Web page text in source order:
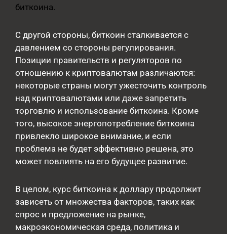
биткоина.
С другой стороны, биткоин сталкивается с
давлением со стороны регулирования.
Позиции правительств и регуляторов по
отношению к криптовалютам различаются:
некоторые страны могут ужесточить контроль
над криптовалютами или даже запретить
торговлю и использование биткоина. Кроме
того, высокое энергопотребление биткоина
привлекло широкое внимание, и если
проблема не будет эффективно решена, это
может повлиять на его будущее развитие.
В целом, курс биткоина к доллару продолжит
зависеть от множества факторов, таких как
спрос и предложение на рынке,
макроэкономическая среда, политика и